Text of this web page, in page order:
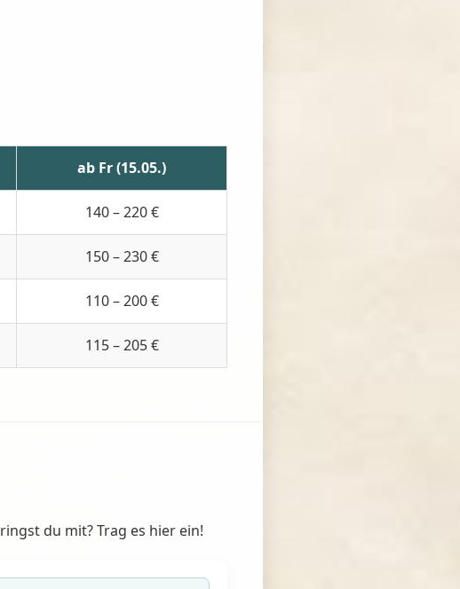
ab Fr (15.05.)
140 – 220 €
150 – 230 €
110 – 200 €
115 – 205 €
du mit? Trag es hier ein!